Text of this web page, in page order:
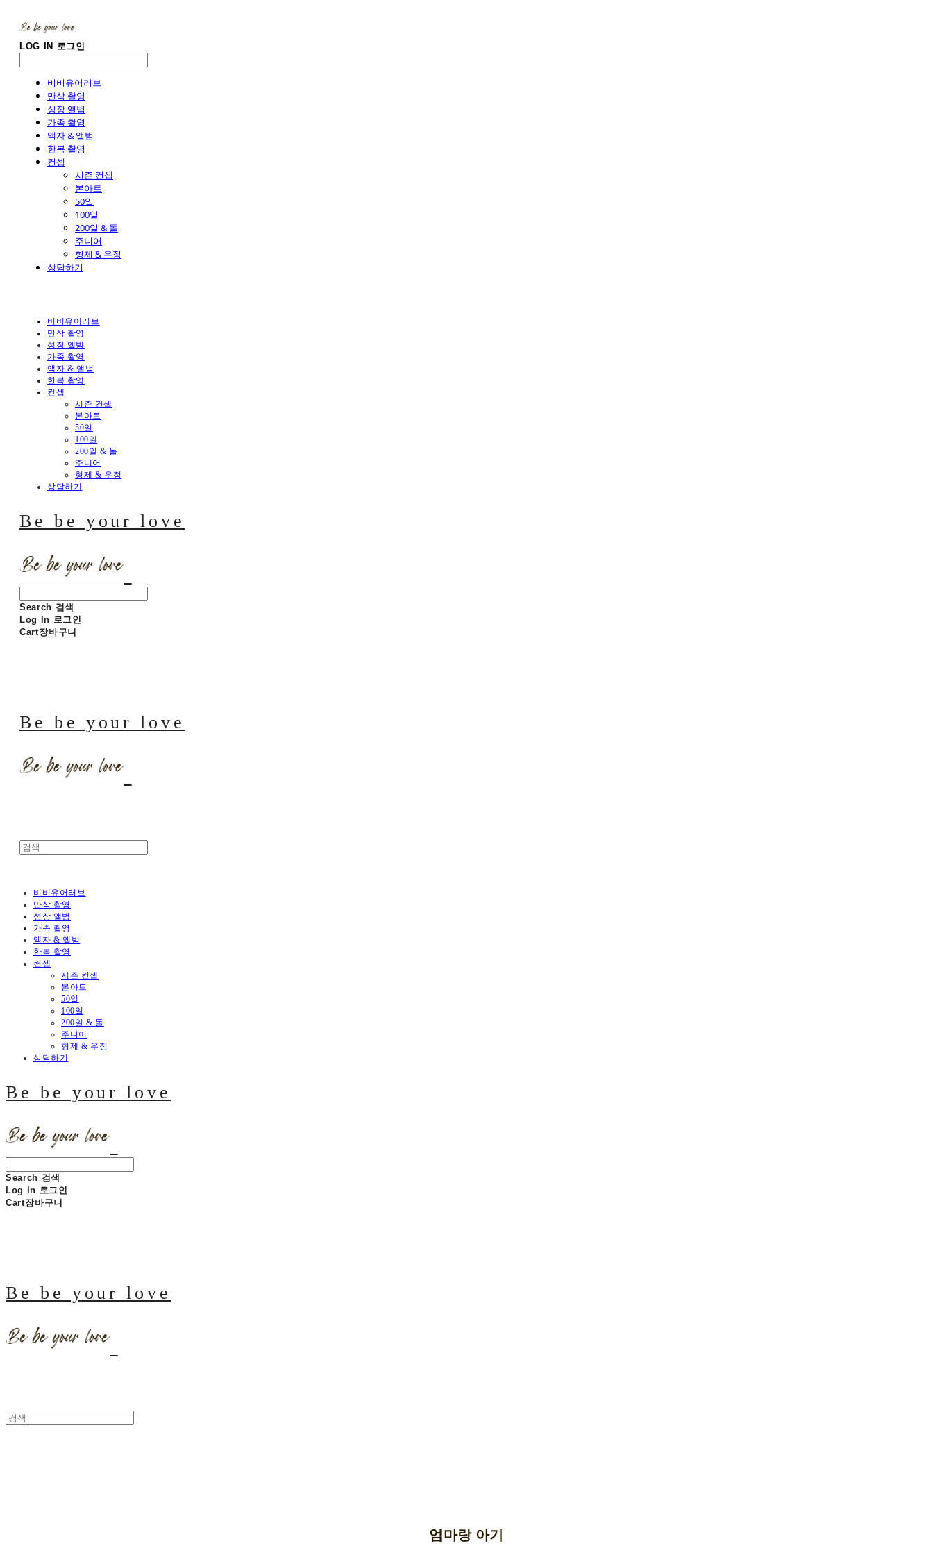
LOG IN 로그인
비비유어러브
만삭 촬영
성장 앨범
가족 촬영
액자 & 앨범
한복 촬영
컨셉
시즌 컨셉
본아트
50일
100일
200일 & 돌
주니어
형제 & 우정
상담하기
비비유어러브
만삭 촬영
성장 앨범
가족 촬영
액자 & 앨범
한복 촬영
컨셉
시즌 컨셉
본아트
50일
100일
200일 & 돌
주니어
형제 & 우정
상담하기
Be be your love
Search 검색
Log In 로그인
Cart장바구니
Be be your love
비비유어러브
만삭 촬영
성장 앨범
가족 촬영
액자 & 앨범
한복 촬영
컨셉
시즌 컨셉
본아트
50일
100일
200일 & 돌
주니어
형제 & 우정
상담하기
Be be your love
Search 검색
Log In 로그인
Cart장바구니
Be be your love
엄마랑 아기